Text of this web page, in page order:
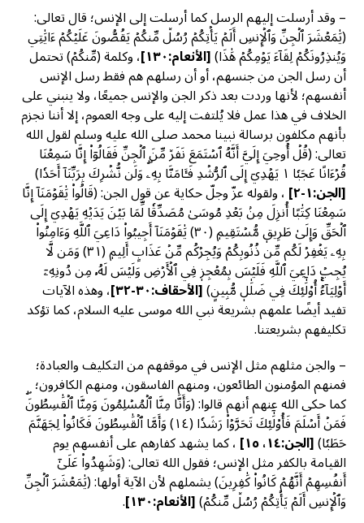
– وقد أرسلت إليهم الرسل كما أرسلت إلى الإنس؛ قال تعالى:
(يَٰمَعۡشَرَ ٱلۡجِنِّ وَٱلۡإِنسِ أَلَمۡ يَأۡتِكُمۡ رُسُلٞ مِّنكُمۡ يَقُصُّونَ عَلَيۡكُمۡ ءَايَٰتِي
وَيُنذِرُونَكُمۡ لِقَآءَ يَوۡمِكُمۡ هَٰذَا)[الأنعام:١٣٠] ، وكلمة (مِّنكُمۡ) تحتمل
أن رسل الجن من جنسهم، أو أن رسلهم هم فقط رسل الإنس
أنفسهم؛ لأنها وردت بعد ذكر الجن والإنس جميعًا، ولا ينبني على
الخلاف في هذا عمل فلا يُلتفت إليه على وجه العموم، إلا أننا نجزم
بأنهم مكلفون برسالة نبينا محمد صلى الله عليه وسلم لقول الله
تعالى: (قُلۡ أُوحِيَ إِلَيَّ أَنَّهُ ٱسۡتَمَعَ نَفَرٞ مِّنَ ٱلۡجِنِّ فَقَالُوٓاْ إِنَّا سَمِعۡنَا
قُرۡءَانًا عَجَبٗا ١ يَهۡدِيٓ إِلَى ٱلرُّشۡدِ فَـَٔامَنَّا بِهِۦۖ وَلَن نُّشۡرِكَ بِرَبِّنَآ أَحَدٗا)
[الجن:١-٢] ، ولقوله عزّ وجلّ حكاية عن قول الجن: (قَالُواْ يَٰقَوۡمَنَآ إِنَّا
سَمِعۡنَا كِتَٰبًا أُنزِلَ مِنۢ بَعۡدِ مُوسَىٰ مُصَدِّقٗا لِّمَا بَيۡنَ يَدَيۡهِ يَهۡدِيٓ إِلَى
ٱلۡحَقِّ وَإِلَىٰ طَرِيقٖ مُّسۡتَقِيمٖ (٣٠) يَٰقَوۡمَنَآ أَجِيبُواْ دَاعِيَ ٱللَّهِ وَءَامِنُواْ
بِهِۦ يَغۡفِرۡ لَكُم مِّن ذُنُوبِكُمۡ وَيُجِرۡكُم مِّنۡ عَذَابٍ أَلِيمٖ (٣١) وَمَن لَّا
يُجِبۡ دَاعِيَ ٱللَّهِ فَلَيۡسَ بِمُعۡجِزٖ فِي ٱلۡأَرۡضِ وَلَيۡسَ لَهُۥ مِن دُونِهِۦٓ
أَوۡلِيَآءُۚ أُوْلَٰٓئِكَ فِي ضَلَٰلٖ مُّبِينٍ)[الأحقاف:٣٠-٣٢] ، وهذه الآيات
تفيد أيضًا علمهم بشريعة نبي الله موسى عليه السلام، كما تؤكد
تكليفهم بشريعتنا.
– والجن مثلهم مثل الإنس في موقفهم من التكليف والعبادة؛
فمنهم المؤمنون الطائعون، ومنهم الفاسقون، ومنهم الكافرون؛
كما حكى الله عنهم أنهم قالوا: (وَأَنَّا مِنَّا ٱلۡمُسۡلِمُونَ وَمِنَّا ٱلۡقَٰسِطُونَۖ
فَمَنۡ أَسۡلَمَ فَأُوْلَٰٓئِكَ تَحَرَّوۡاْ رَشَدٗا (١٤) وَأَمَّا ٱلۡقَٰسِطُونَ فَكَانُواْ لِجَهَنَّمَ
حَطَبٗا)[الجن:١٤، ١٥] ، كما يشهد كفارهم على أنفسهم يوم
القيامة بالكفر مثل الإنس؛ فقول الله تعالى: (وَشَهِدُواْ عَلَىٰٓ
أَنفُسِهِمۡ أَنَّهُمۡ كَانُواْ كَٰفِرِينَ) يشملهم لأن الآية أولها: (يَٰمَعۡشَرَ ٱلۡجِنِّ
وَٱلۡإِنسِ أَلَمۡ يَأۡتِكُمۡ رُسُلٞ مِّنكُمۡ)[الأنعام:١٣٠]
.